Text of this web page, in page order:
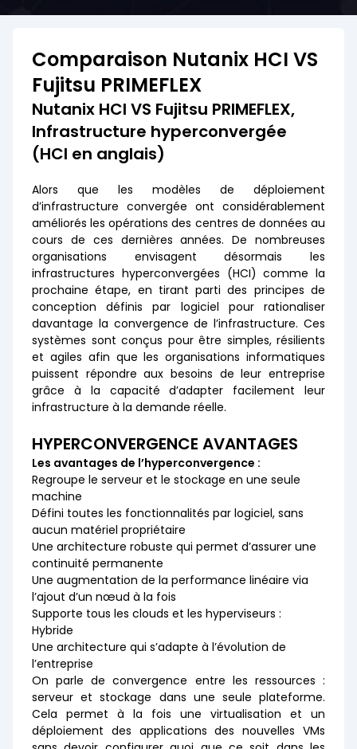
Comparaison Nutanix HCI VS
Fujitsu PRIMEFLEX
Nutanix HCI VS Fujitsu PRIMEFLEX,
Infrastructure hyperconvergée
(HCI en anglais)
Alors que les modèles de déploiement
d’infrastructure convergée ont considérablement
améliorés les opérations des centres de données au
cours de ces dernières années. De nombreuses
organisations envisagent désormais les
infrastructures hyperconvergées (HCI) comme la
prochaine étape, en tirant parti des principes de
conception définis par logiciel pour rationaliser
davantage la convergence de l’infrastructure. Ces
systèmes sont conçus pour être simples, résilients
et agiles afin que les organisations informatiques
puissent répondre aux besoins de leur entreprise
grâce à la capacité d’adapter facilement leur
infrastructure à la demande réelle.
HYPERCONVERGENCE AVANTAGES
Les avantages de l’hyperconvergence :
Regroupe le serveur et le stockage en une seule
machine
Défini toutes les fonctionnalités par logiciel, sans
aucun matériel propriétaire
Une architecture robuste qui permet d’assurer une
continuité permanente
Une augmentation de la performance linéaire via
l’ajout d’un nœud à la fois
Supporte tous les clouds et les hyperviseurs :
Hybride
Une architecture qui s’adapte à l’évolution de
l’entreprise
On parle de convergence entre les ressources :
serveur et stockage dans une seule plateforme.
Cela permet à la fois une virtualisation et un
déploiement des applications des nouvelles VMs